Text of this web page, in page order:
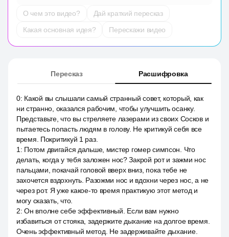
О чем это видео?
Дай краткий пересказ
Какая основная идея?
Перескажи видео
Пересказ Расшифровка
0: Какой вы слышали самый странный совет, который, как
ни странно, оказался рабочим, чтобы улучшить осанку.
Представьте, что вы стреляете лазерами из своих Сосков и
пытаетесь попасть людям в голову. Не критикуй себя все
время. Покритикуй 1 раз.
1 : Потом двигайся дальше, мистер гомер симпсон. Что
делать, когда у тебя заложен нос? Закрой рот и зажми нос
пальцами, покачай головой вверх вниз, пока тебе не
захочется вздохнуть. Разожми нос и вдохни через нос, а не
через рот. Я уже какое-то время практикую этот метод и
могу сказать, что.
2:Он вполне себе эффективный. Если вам нужно
избавиться от стояка, задержите дыхание на долгое время.
Очень эффективный метод. Не задерживайте дыхание.